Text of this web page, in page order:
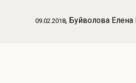
09.02.2018, Буйволова